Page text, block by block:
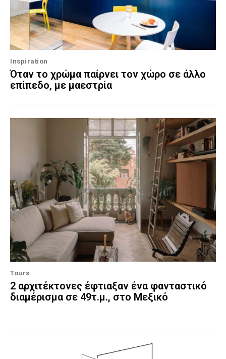
Inspiration
Όταν το χρώμα παίρνει τον χώρο σε άλλο
επίπεδο, με μαεστρία
Tours
2 αρχιτέκτονες έφτιαξαν ένα φανταστικό
διαμέρισμα σε 49τ.μ., στο Μεξικό